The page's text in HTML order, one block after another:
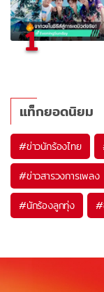
1
แท็กยอดนิยม
#ข่าวนักร้องไทย
#ข่าวสารวงการเพลง
#นักร้องลูกทุ่ง #